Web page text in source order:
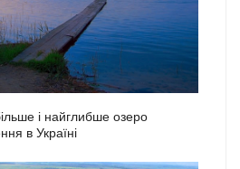
і найглибше озеро
в Україні